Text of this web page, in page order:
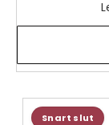
Snart slut